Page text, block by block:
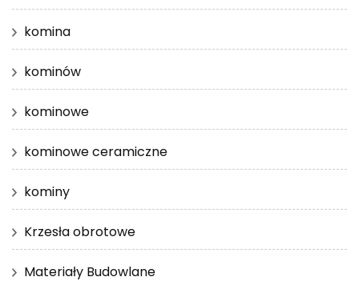
komina
kominów
kominowe
kominowe ceramiczne
kominy
Krzesła obrotowe
Materiały Budowlane